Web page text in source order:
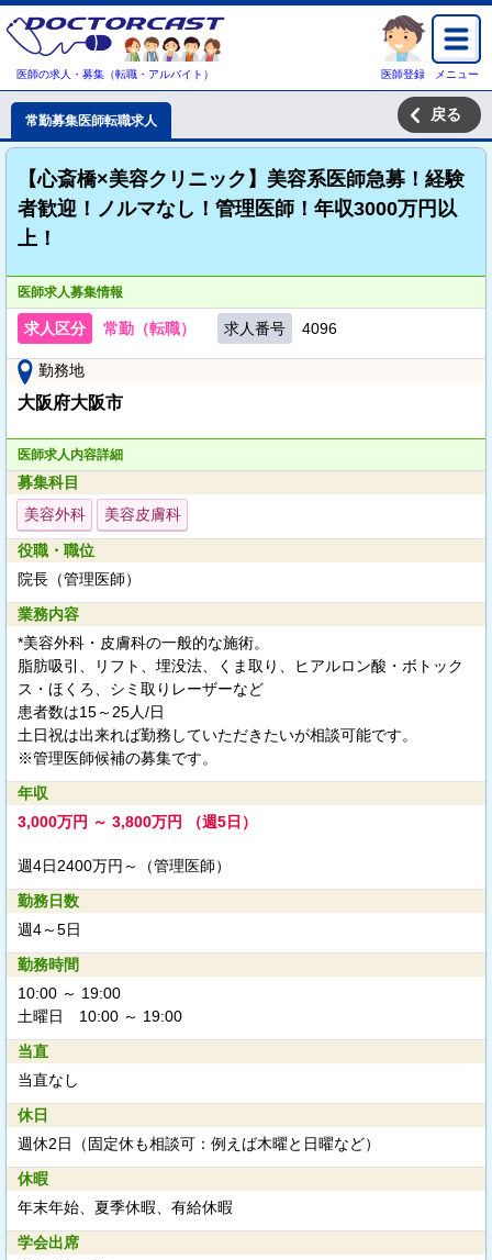
医師の求人・募集（転職・アルバイト） 医師登録 メニュー
常勤募集医師転職求人 戻る
【心斎橋×美容クリニック】美容系医師急募！経験
者歓迎！ノルマなし！管理医師！年収3000万円以
上！
医師求人募集情報
求人区分 常勤（転職） 求人番号 4096
勤務地
大阪府大阪市
医師求人内容詳細
募集科目
美容外科
美容皮膚科
役職・職位
院長（管理医師）
業務内容
*美容外科・皮膚科の一般的な施術。
脂肪吸引、リフト、埋没法、くま取り、ヒアルロン酸・ボトック
ス・ほくろ、シミ取りレーザーなど
患者数は15～25人/日
土日祝は出来れば勤務していただきたいが相談可能です。
※管理医師候補の募集です。
年収
3,000万円 ～ 3,800万円 （週5日）
週4日2400万円～（管理医師）
勤務日数
週4～5日
勤務時間
10:00 ～ 19:00
土曜日 10:00 ～ 19:00
当直
当直なし
休日
週休2日（固定休も相談可：例えば木曜と日曜など）
休暇
年末年始、夏季休暇、有給休暇
学会出席